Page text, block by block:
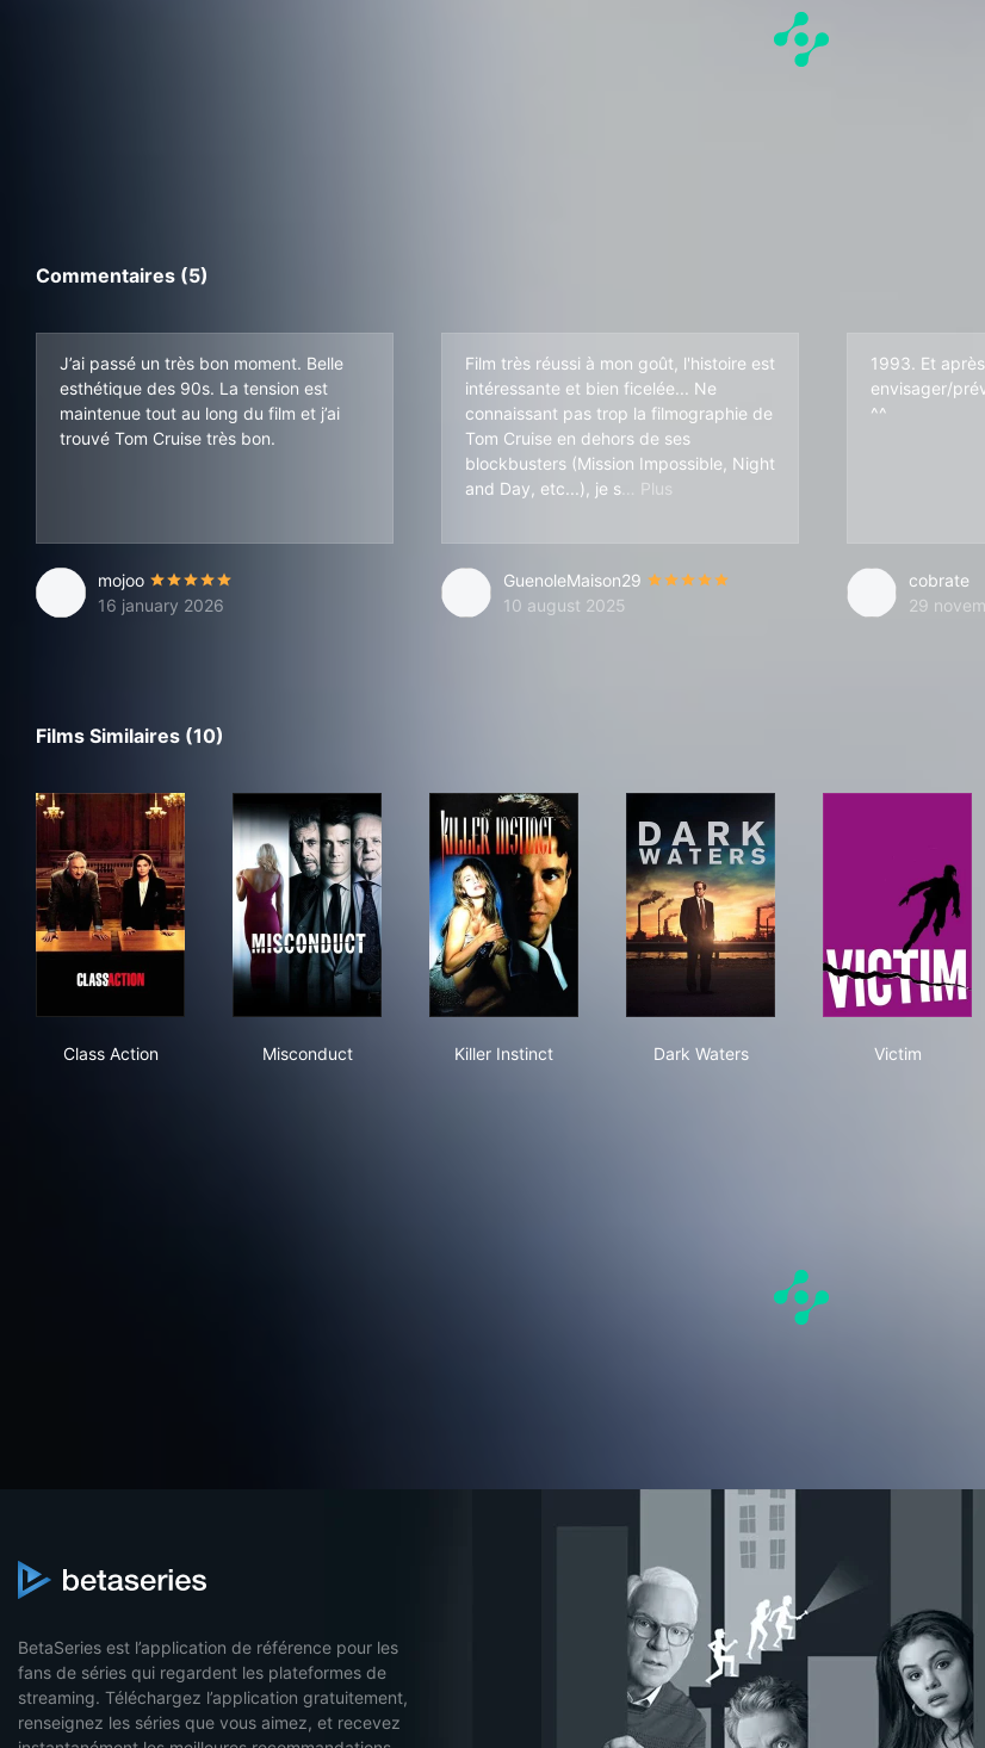
Commentaires (5)
J’ai passé un très bon moment. Belle
esthétique des 90s. La tension est
maintenue tout au long du film et j’ai
trouvé Tom Cruise très bon.
mojoo
16 january 2026
Film très réussi à mon goût, l'histoire est
intéressante et bien ficelée... Ne
connaissant pas trop la filmographie de
Tom Cruise en dehors de ses
blockbusters (Mission Impossible, Night
and Day, etc...), je s
avais que c'était un très bon acteur,
GuenoleMaison29
10 august 2025
1993. Et
envisager/
^^
cobrate
29
Films Similaires (10)
Class Action
Misconduct
Killer Instinct
Dark Waters
Victim
BetaSeries est l’application de référence pour les
fans de séries qui regardent les plateformes de
streaming. Téléchargez l’application gratuitement,
renseignez les séries que vous aimez, et recevez